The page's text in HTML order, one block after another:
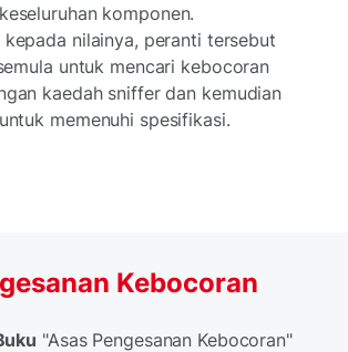
komponen.
kepada nilainya, peranti tersebut
untuk mencari kebocoran
kaedah sniffer dan kemudian
memenuhi spesifikasi.
Kebocoran
"Asas Pengesanan Kebocoran"